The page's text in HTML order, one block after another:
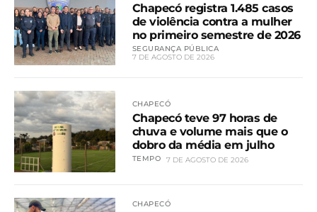
Chapecó registra 1.485 casos
de violência contra a mulher
no primeiro semestre de 2026
SEGURANÇA PÚBLICA
7 DE AGOSTO DE 2026
CHAPECÓ
Chapecó teve 97 horas de
chuva e volume mais que o
dobro da média em julho
TEMPO 7 DE AGOSTO DE 2026
CHAPECÓ